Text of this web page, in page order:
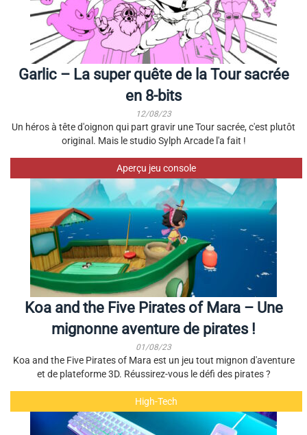
Garlic – La super quête de la Tour sacrée
en 8-bits
12/08/23
Un héros à tête d'oignon qui part gravir une Tour sacrée, c'est plutôt
original. Mais le studio Sylph Arcade l'a fait !
Aperçu jeu console
Koa and the Five Pirates of Mara – Une
mignonne aventure de pirates !
01/08/23
Koa and the Five Pirates of Mara est un jeu tout mignon d'aventure
et de plateforme 3D. Réussirez-vous le défi des pirates ?
High-Tech